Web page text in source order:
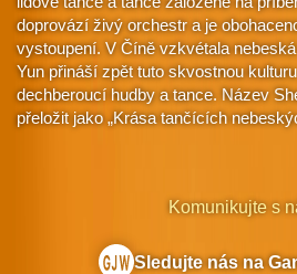
doprovází živý orchestr a je
vystoupení. V Číně vzkvétala
Yun přináší zpět tuto skvostnou
dechberoucí hudby a tance. Název
přeložit jako „Krása tančících
Komunikujte s
Sledujte nás na